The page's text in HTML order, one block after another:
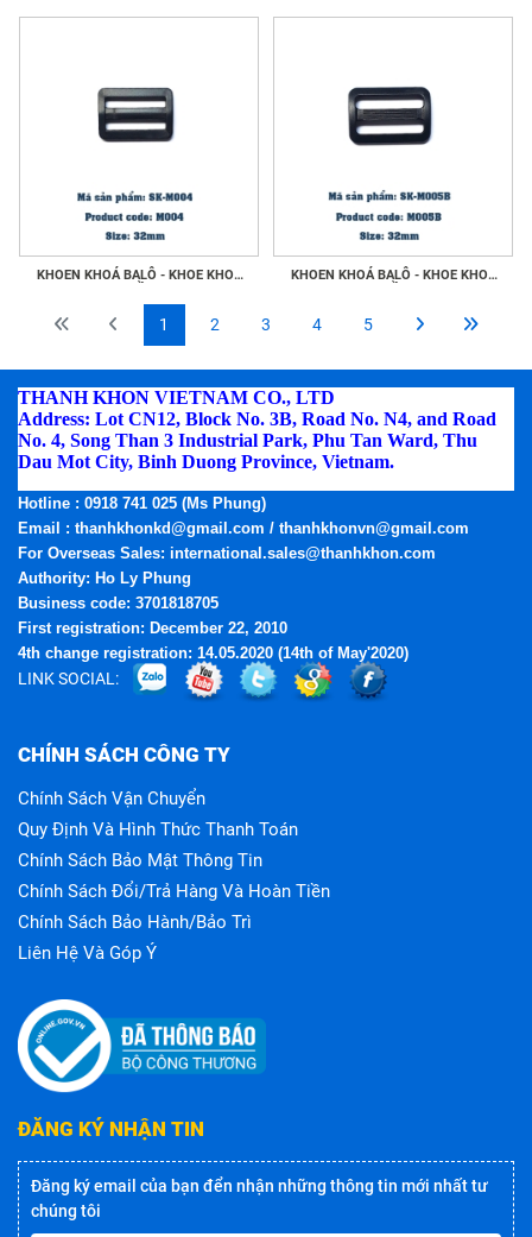
KHOEN KHOÁ BALÔ - KHOE KHOÁ
KHOEN KHOÁ BALÔ - KHOE KHOÁ
1 2 3 4 5
THANH KHON VIETNAM CO., LTD
Address: Lot CN12, Block No. 3B, Road No. N4, and Road
No. 4, Song Than 3 Industrial Park, Phu Tan Ward, Thu
Dau Mot City, Binh Duong Province, Vietnam.
Hotline : 0918 741 025 (Ms Phung)
Email
: thanhkhonkd@gmail.com / thanhkhonvn@gmail.com
For Overseas Sales: international.sales@thanhkhon.com
Authority: Ho Ly Phung
Business code: 3701818705
First registration: December 22, 2010
4th change registration: 14.05.2020 (14th of May'2020)
LINK SOCIAL:
CHÍNH SÁCH CÔNG TY
Chính Sách Vận Chuyển
Quy Định Và Hình Thức Thanh Toán
Chính Sách Bảo Mật Thông Tin
Chính Sách Đổi/trả Hàng Và Hoàn Tiền
Chính Sách Bảo Hành/bảo Trì
Liên Hệ Và Góp Ý
ĐĂNG KÝ NHẬN TIN
Đăng ký email của bạn đển nhận những thông tin mới nhất tư
chúng tôi